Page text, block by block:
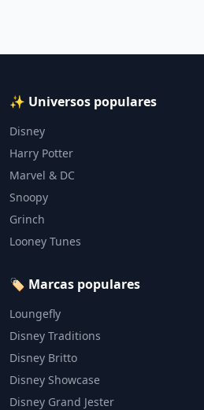
✨ Universos populares
Disney
Harry Potter
Marvel & DC
Snoopy
Grinch
Looney Tunes
🏷️ Marcas populares
Loungefly
Disney Traditions
Disney Britto
Disney Showcase
Disney Grand Jester